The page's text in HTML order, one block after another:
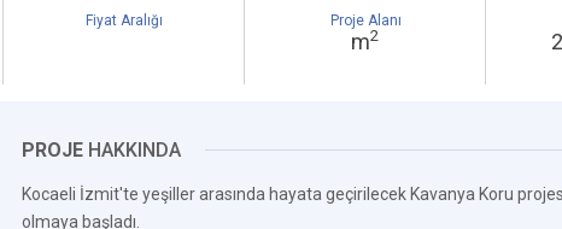
Fiyat Aralığı Proje Alanı
m2
PROJE HAKKINDA
Kocaeli İzmit'te yeşiller arasında hayata geçirilecek Kavanya Koru
olmaya başladı.